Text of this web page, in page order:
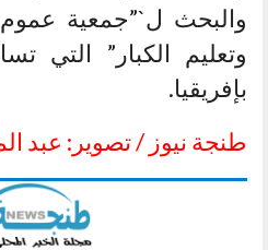
والبحث ل`”جمعية عموم
وتعليم الكبار” التي
بإفريقيا.
طنجة نيوز / تصوير: عبد